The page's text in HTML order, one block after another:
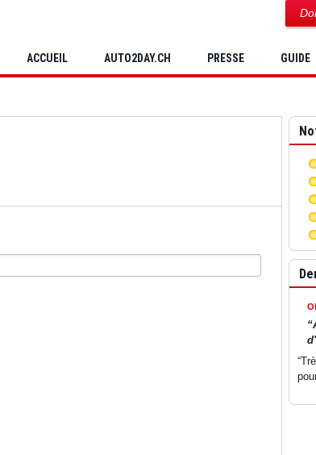
ACCUEIL AUTO2DAY.CH PRESSE GUIDE